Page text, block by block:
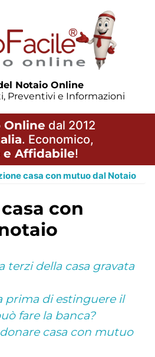
Notaio Online
Preventivi e Informazioni
Online dal 2012
. Economico,
e Affidabile!
casa con mutuo dal Notaio
terzi della casa gravata
prima di estinguere il
fare la banca?
casa con mutuo